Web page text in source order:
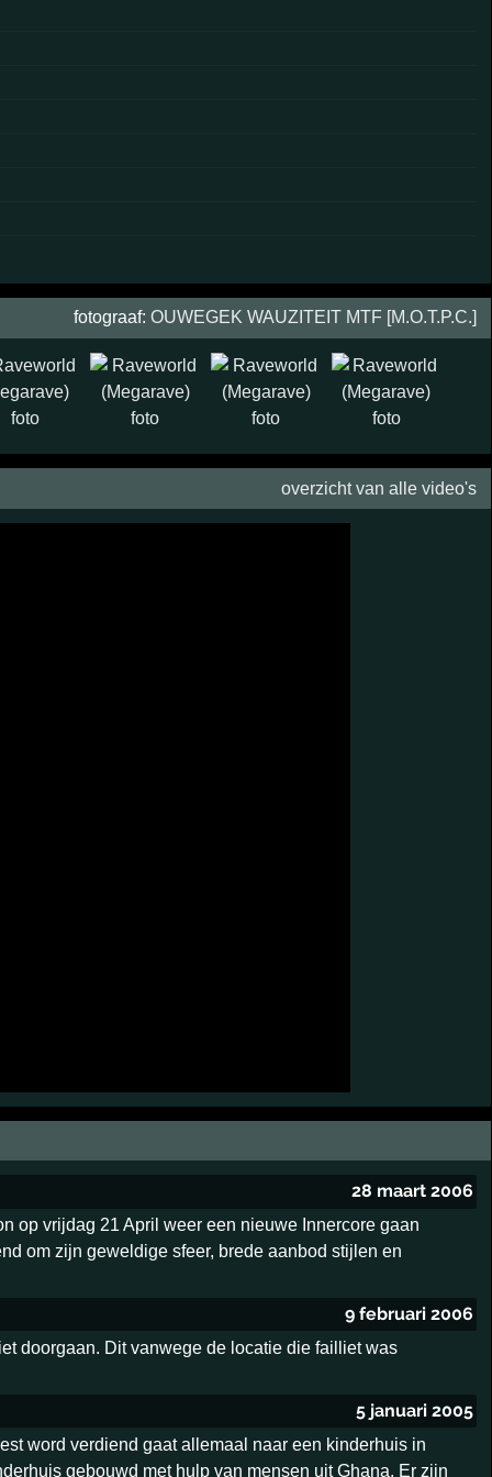
fotograaf:OUWEGEK WAUZITEIT MTF [M.O.T.P.C.]
overzicht van alle video's
28 maart 2006
op vrijdag 21 April weer een nieuwe Innercore gaan
om zijn geweldige sfeer, brede aanbod stijlen en
9 februari 2006
doorgaan. Dit vanwege de locatie die failliet was
5 januari 2005
word verdiend gaat allemaal naar een kinderhuis in
gebouwd met hulp van mensen uit Ghana. Er zijn